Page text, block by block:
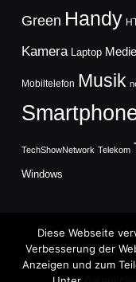
Green Handy
Kamera Laptop
Mobiltelefon Musik
TechShowNetwork Telekom
Windows
Copyright © 2026
Diese Webseite
Verbesserung der
Anzeigen und zum